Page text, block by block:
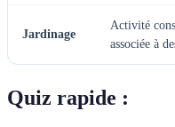
Jardinage
Activité
associée à
Quiz rapide :